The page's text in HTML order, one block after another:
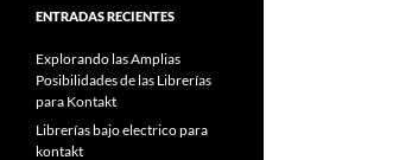
ENTRADAS RECIENTES
Explorando las Amplias
Posibilidades de las Librerías
para Kontakt
Librerías bajo electrico para
kontakt